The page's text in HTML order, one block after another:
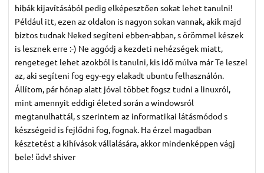
hibák kijavításából pedig elképesztően sokat lehet tanulni!
Például itt, ezen az oldalon is nagyon sokan vannak, akik majd
biztos tudnak Neked segíteni ebben-abban, s örömmel készek
is lesznek erre :-) Ne aggódj a kezdeti nehézségek miatt,
rengeteget lehet azokból is tanulni, kis idő múlva már Te leszel
az, aki segíteni fog egy-egy elakadt ubuntu felhasználón.
Állítom, pár hónap alatt jóval többet fogsz tudni a linuxról,
mint amennyit eddigi életed során a windowsról
megtanulhattál, s szerintem az informatikai látásmódod s
készségeid is fejlődni fog, fognak. Ha érzel magadban
késztetést a kihívások vállalására, akkor mindenképpen vágj
bele! üdv! shiver